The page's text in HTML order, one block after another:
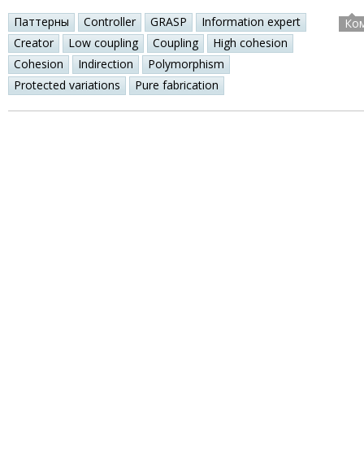
Паттерны Controller GRASP
Information expert
Creator
Low coupling Coupling
High cohesion
Cohesion
Indirection
Polymorphism
Protected variations
Pure fabrication